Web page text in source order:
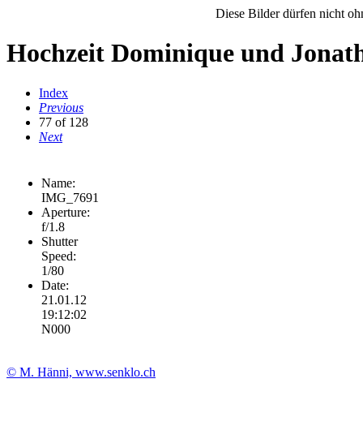
Diese Bilder dürfen nicht
Hochzeit Dominique und
Index
Previous
77 of 128
Next
Name:
IMG_7691
Aperture:
f/1.8
Shutter
Speed:
1/80
Date:
21.01.12
19:12:02
N000
© M. Hänni, www.senklo.ch